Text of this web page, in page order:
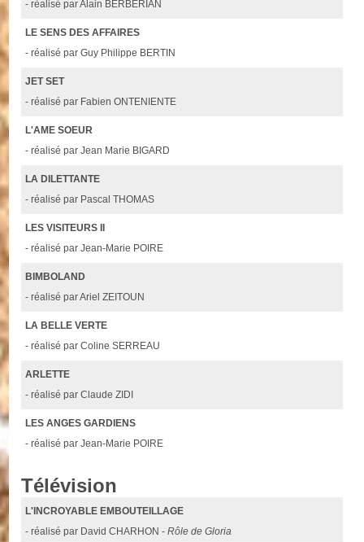
- réalisé par Alain BERBERIAN
LE SENS DES AFFAIRES
- réalisé par Guy Philippe BERTIN
JET SET
- réalisé par Fabien ONTENIENTE
L'AME SOEUR
- réalisé par Jean Marie BIGARD
LA DILETTANTE
- réalisé par Pascal THOMAS
LES VISITEURS II
- réalisé par Jean-Marie POIRE
BIMBOLAND
- réalisé par Ariel ZEITOUN
LA BELLE VERTE
- réalisé par Coline SERREAU
ARLETTE
- réalisé par Claude ZIDI
LES ANGES GARDIENS
- réalisé par Jean-Marie POIRE
Télévision
L'INCROYABLE EMBOUTEILLAGE
- réalisé par David CHARHON -Rôle de Gloria